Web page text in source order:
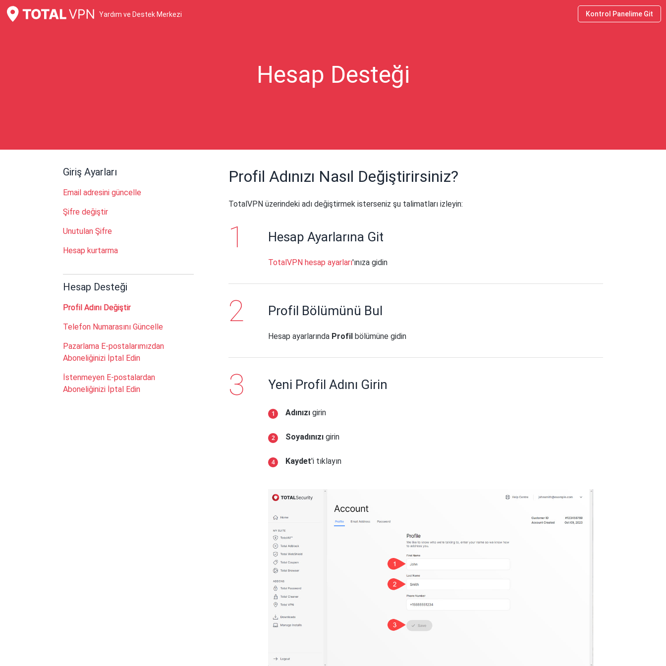
Yardım ve Destek Merkezi Kontrol Panelime Git
Hesap Desteği
Giriş Ayarları
Email adresini güncelle
Şifre değiştir
Unutulan Şifre
Hesap kurtarma
Hesap Desteği
Profil Adını Değiştir
Telefon Numarasını Güncelle
Pazarlama E-postalarımızdan
Aboneliğinizi İptal Edin
İstenmeyen E-postalardan
Aboneliğinizi İptal Edin
Profil Adınızı Nasıl Değiştirirsiniz?
TotalVPN üzerindeki adı değiştirmek isterseniz şu talimatları izleyin:
Hesap Ayarlarına Git
TotalVPN hesap ayarları'ınıza gidin
Profil Bölümünü Bul
Hesap ayarlarında Profil bölümüne gidin
Yeni Profil Adını Girin
Adınızı girin
Soyadınızı girin
Kaydet'i tıklayın